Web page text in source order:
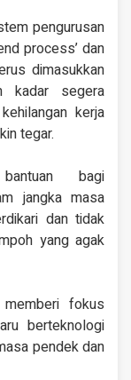
pengurusan
process’ dan
dimasukkan
kadar segera
kerja
tegar.
bagi
jangka masa
dan tidak
yang agak
memberi fokus
berteknologi
pendek dan